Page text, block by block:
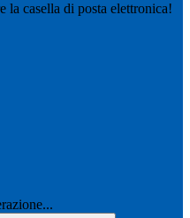
la casella di posta elettronica!